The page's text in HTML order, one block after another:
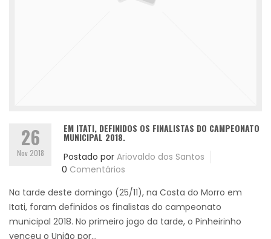
26
Nov 2018
EM ITATI, DEFINIDOS OS FINALISTAS DO CAMPEONATO
MUNICIPAL 2018.
Postado por Ariovaldo dos Santos
0 Comentários
Na tarde deste domingo (25/11), na Costa do Morro em
Itati, foram definidos os finalistas do campeonato
municipal 2018. No primeiro jogo da tarde, o Pinheirinho
venceu o União por...